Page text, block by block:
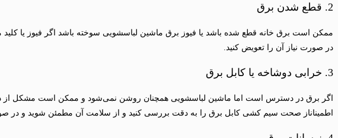
2. قطع شدن برق
ممکن است برق خانه قطع شده باشد یا فیوز برق ماشین لباسشویی سوخته باشد اگر فیوز یا کلید
در صورت نیاز آن را تعویض کنید.
3. خرابی دوشاخه یا کابل برق
اگر برق در دسترس است اما ماشین لباسشویی همچنان روشن نمی‌شود و ممکن است مشکل از
اطمیناناز صحت سیم کشی کابل برق را به دقت بررسی کنید و از سلامت آن مطمئن شوید و در